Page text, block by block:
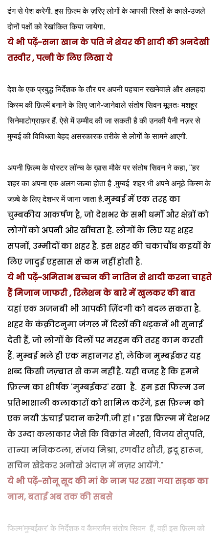
ढंग से पेश करेगी. इस फ़िल्म के ज़रिए लोगों के आपसी रिश्तों के काले-उजले
दोनों पक्षों को रेखांकित किया जायेगा.
ये भी पढ़ें-सना खान के पति ने शेयर की शादी की अनदेखी
तस्वीर , पत्नी के लिए लिखा ये
देश के एक प्रबुद्ध निर्देशक के तौर पर अपनी पहचान रखनेवाले और अलहदा
किस्म‌ की फ़िल्में बनाने के लिए जाने-जानेवाले संतोष सिवन मूलतः मशहूर
सिनेमाटोग्राफ़र हैं. ऐसे में उम्मीद की जा सकती है की उनकी पैनी नज़र से
मुम्बई की विविधता बेहद असरकारक तरीके से लोगों के सामने आएगी.
अपनी फ़िल्म के पोस्टर लॉन्च के ख़ास मौके पर संतोष सिवन ने कहा, "हर
शहर का अपना एक अलग जज़्बा होता है .मुम्बई शहर भी अपने अनूठे किस्म के
जज़्बे के लिए देशभर में जाना जाता है.मुम्बई में एक तरह का
चुम्बकीय आकर्षण है, जो देशभर के सभी धर्मों और क्षेत्रों को
लोगों को अपनी ओर खींचता है. लोगों के लिए यह शहर
सपनों, उम्मीदों का शहर है. इस शहर की चकाचौंध कइयों के
लिए जादुई एहसास से कम नहीं होती है.
ये भी पढ़ें-अमिताभ बच्चन की नातिन से शादी करना चाहते
हैं मिजान जाफरी , रिलेशन के बारे में खुलकर की बात
यहां एक अजनबी भी आपकी ज़िंदगी को बदल सकता है.
शहर के कंक्रीटनुमा जंगल में दिलों की धड़कनें भी सुनाई
देती हैं, जो लोगों के दिलों पर मरहम की तरह काम करती
हैं. मुम्बई भले ही एक महानगर हो, लेकिन मुम्बईकर यह
शब्द किसी जज़्बात से कम नहीं है. यही वजह है कि हमने
फ़िल्म का शीर्षक 'मुम्बईकर' रखा है. हम इस फिल्म उन
प्रतिभाशाली कलाकारों को शामिल करेंगे, इस फ़िल्म को
एक नयी ऊंचाई प्रदान करेगी.जी हां ! "इस फ़िल्म में देशभर
के उम्दा कलाकार जैसे कि विक्रांत मेस्सी, विजय सेतुपति,
तान्या मनिकटला, संजय मिश्रा, रणवीर शौरी, हृदू हारून,
सचिन खेडेकर अनोखे अंदाज़ में नज़र आयेंगे."
ये भी पढ़ें-सोनू सूद की मां के नाम पर रखा गया सड़क का
नाम, बताई अब तक की सबसे
फिल्म'मुम्बईकर' के निर्देशक व कैमरामैन संतोष सिवन हैं, वहीं इस फ़िल्म को